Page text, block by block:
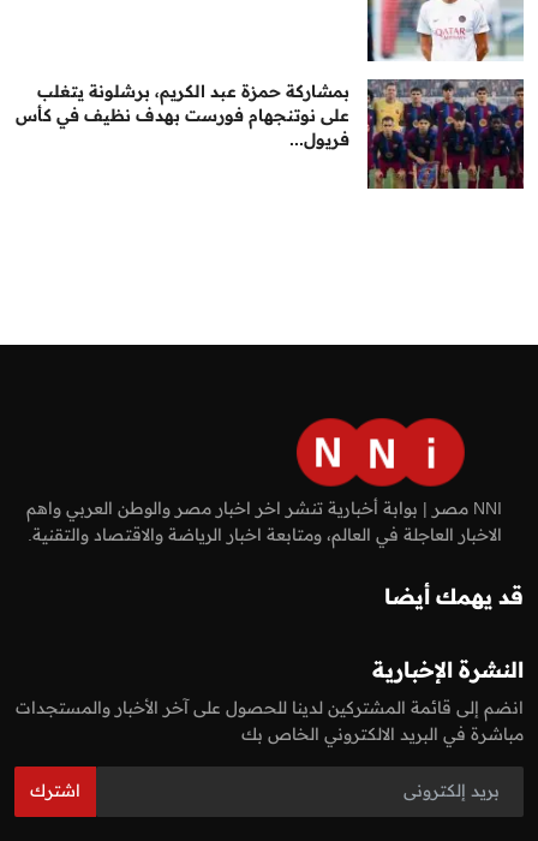
بمشاركة حمزة عبد الكريم، برشلونة يتغلب
على نوتنجهام فورست بهدف نظيف في كأس
فريول...
NNI مصر | بوابة أخبارية تنشر اخر اخبار مصر والوطن العربي واهم
الاخبار العاجلة في العالم، ومتابعة اخبار الرياضة والاقتصاد والتقنية.
قد يهمك أيضا
النشرة الإخبارية
انضم إلى قائمة المشتركين لدينا للحصول على آخر الأخبار والمستجدات
مباشرة في البريد الالكتروني الخاص بك
اشترك